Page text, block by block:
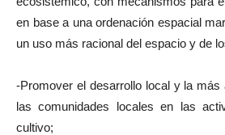
en base a una ordenación espacial
un uso más racional del espacio y de
-Promover el desarrollo local y la más
las comunidades locales en las
cultivo;